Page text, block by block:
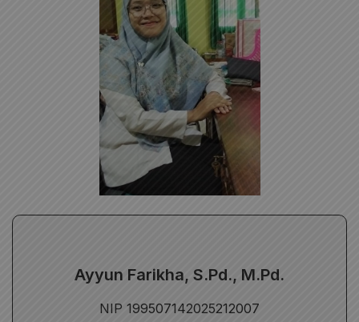
Ayyun Farikha, S.Pd., M.Pd.
NIP 199507142025212007
Pendidikan
Walisongo Semarang
S2- Manajemen Pendidikan Islam